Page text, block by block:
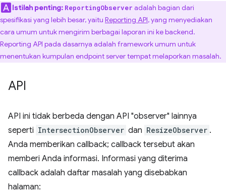
Istilah penting: ReportingObserver adalah bagian dari
spesifikasi yang lebih besar, yaitu Reporting API, yang menyediakan
cara umum untuk mengirim berbagai laporan ini ke backend.
Reporting API pada dasarnya adalah framework umum untuk
menentukan kumpulan endpoint server tempat melaporkan masalah.
API
API ini tidak berbeda dengan API "observer" lainnya
seperti IntersectionObserver dan ResizeObserver .
Anda memberikan callback; callback tersebut akan
memberi Anda informasi. Informasi yang diterima
callback adalah daftar masalah yang disebabkan
halaman: